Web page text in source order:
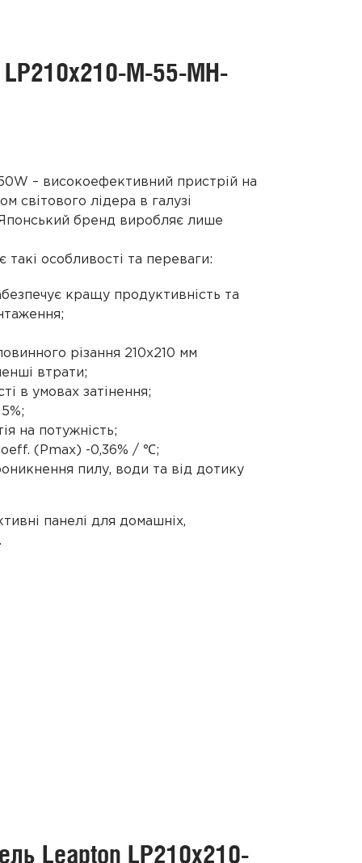
M-55-MH-
– високоефективний пристрій на
світового лідера в галузі
бренд виробляє лише
особливості та переваги:
кращу продуктивність та
різання 210х210 мм
втрати;
в умовах затінення;
на потужність;
(Pmax) -0,36% / ℃;
пилу, води та від дотику
панелі для домашніх,
Leapton LP210x210-